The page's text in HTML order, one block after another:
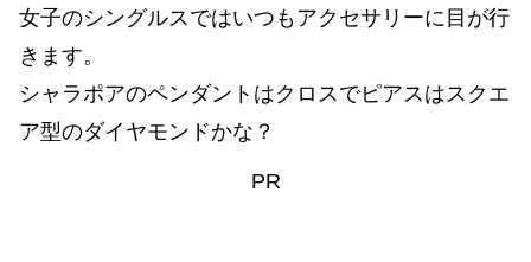
女子のシングルスではいつもアクセサリーに目が行
きます。
シャラポアのペンダントはクロスでピアスはスクエ
ア型のダイヤモンドかな？
PR